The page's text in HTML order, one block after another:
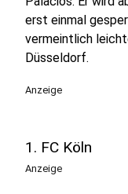
erst einmal
vermeintlich
Düsseldorf.
Anzeige
1. FC Köln
Anzeige